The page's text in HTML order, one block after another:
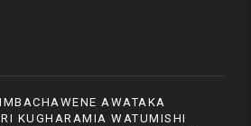
AWATAKA
KUGHARAMIA WATUMISHI